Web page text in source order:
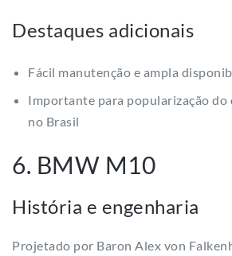
Destaques adicionais
Fácil manutenção e ampla
Importante para popularização do
no Brasil
6. BMW M10
História e engenharia
Projetado por Baron Alex von